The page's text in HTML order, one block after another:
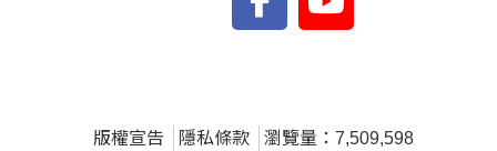
版權宣告 隱私條款 瀏覽量：7,509,598